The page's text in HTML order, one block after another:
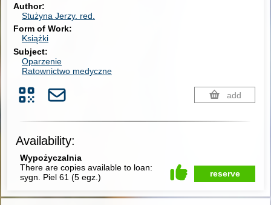
Author
Stużyna Jerzy. red.
Form of Work
Książki
Subject
Oparzenie
Ratownictwo medyczne
add
Availability:
Wypożyczalnia
There are copies available to loan:
sygn. Piel 61(5 egz.) reserve